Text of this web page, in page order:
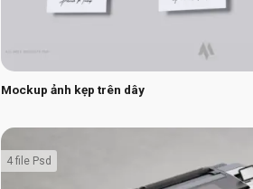
Mockup ảnh kẹp trên dây
4 file Psd